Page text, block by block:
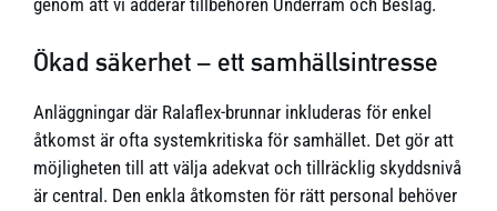
Ökad säkerhet – ett samhällsintresse
Anläggningar där Ralaflex-brunnar inkluderas för enkel
åtkomst är ofta systemkritiska för samhället. Det gör att
möjligheten till att välja adekvat och tillräcklig skyddsnivå
är central. Den enkla åtkomsten för rätt personal behöver